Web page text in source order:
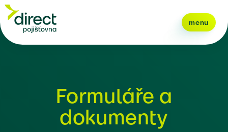
menu
Formuláře a
dokumenty